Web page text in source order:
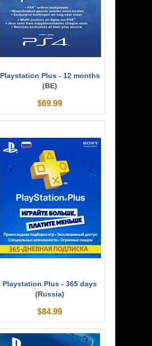
Playstation Plus - 12 months
(BE)
$69.99
Playstation Plus - 365 days
(Russia)
$84.99